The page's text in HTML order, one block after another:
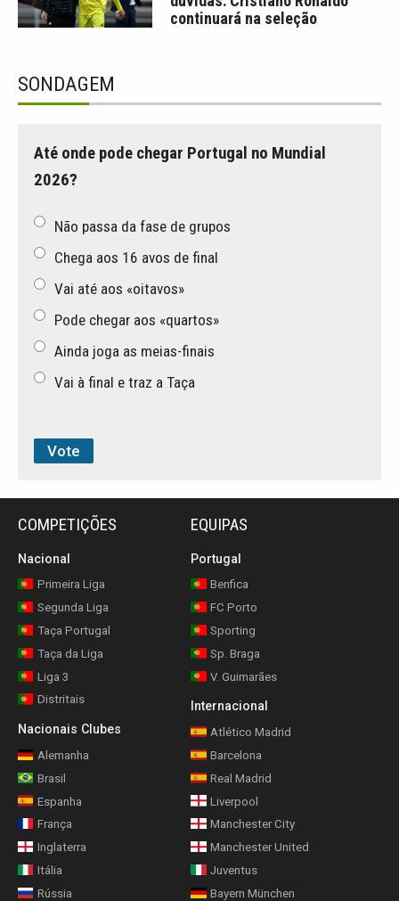
continuará na seleção
SONDAGEM
Até onde pode chegar Portugal no Mundial
2026?
Não passa da fase de grupos
Chega aos 16 avos de final
Vai até aos «oitavos»
Pode chegar aos «quartos»
Ainda joga as meias-finais
Vai à final e traz a Taça
COMPETIÇÕES
Nacional
Primeira Liga
Segunda Liga
Taça Portugal
Taça da Liga
Liga 3
Distritais
Nacionais Clubes
Alemanha
Brasil
Espanha
França
Inglaterra
Itália
Rússia
EQUIPAS
Portugal
Benfica
FC Porto
Sporting
Sp. Braga
V. Guimarães
Internacional
Atlético Madrid
Barcelona
Real Madrid
Liverpool
Manchester City
Manchester United
Juventus
Bayern München